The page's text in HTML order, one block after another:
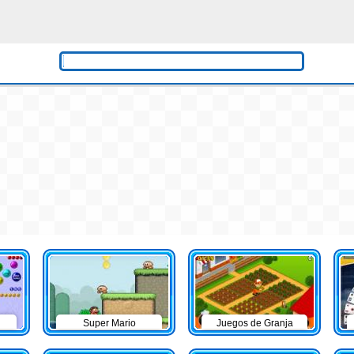
Super Mario Juegos de Granja